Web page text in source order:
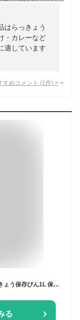
はらっきょう
・カレーなど
適しています
すめコメント (1 件) >
【最大2000円OFFクーポン | 6/26まで】らっきょう保存びん1L 保存容器 保存びん 漬け物作り 漬け物 らっきょう 瓶 びん ビン 保存 ガラス 1000ml 1個 オレンジ らっきょう漬 1L 取っ手付き 内ふた 日本製 東洋佐々木 ガラス 作り置き レシピ付き ギフト 贈り物
る